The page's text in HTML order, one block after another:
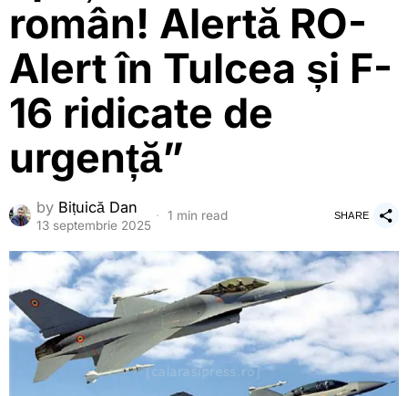
român! Alertă RO-
Alert în Tulcea și F-
16 ridicate de
urgență”
by Bițuică Dan
13 septembrie 2025
1 min read SHARE